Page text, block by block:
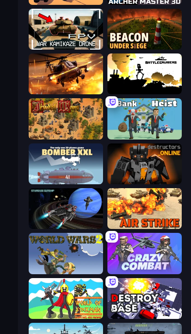
Warzone Armor Archer Master 3D: Castle Defense
FPV War Kamikaze Drone Beacon Under Siege
Heli Military Base
Feudal Wars Bank Heist
Bomber XXL Destructors Online
Starbase Gunship Air Strike
World Wars 2 Crazy Combat
World of Stickman Classic RTS Destroy Base